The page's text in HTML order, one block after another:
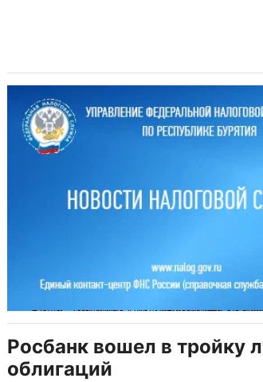
Росбанк вошел в тройку
облигаций